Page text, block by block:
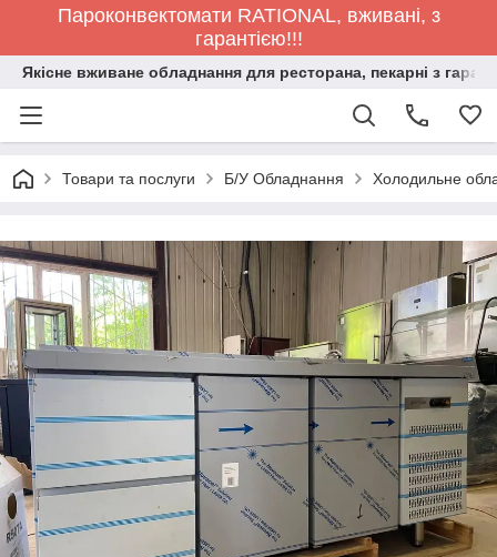
Пароконвектомати RATIONAL, вживані, з
гарантією!!!
Якісне вживане обладнання для ресторана, пекарні з
Товари та послуги Б/У Обладнання Холодильне